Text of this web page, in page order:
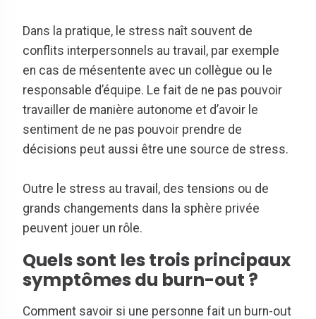
Dans la pratique, le stress naît souvent de
conflits interpersonnels au travail, par exemple
en cas de mésentente avec un collègue ou le
responsable d’équipe. Le fait de ne pas pouvoir
travailler de manière autonome et d’avoir le
sentiment de ne pas pouvoir prendre de
décisions peut aussi être une source de stress.
Outre le stress au travail, des tensions ou de
grands changements dans la sphère privée
peuvent jouer un rôle.
Quels sont les trois principaux
symptômes du burn-out ?
Comment savoir si une personne fait un burn-out